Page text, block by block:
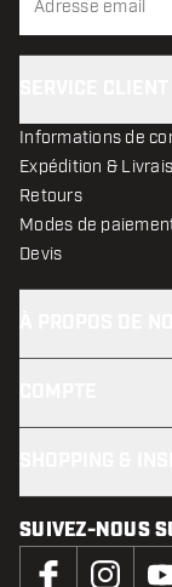
Informations de
Expédition &
Retours
Modes de
Devis
SUIVEZ-NOUS